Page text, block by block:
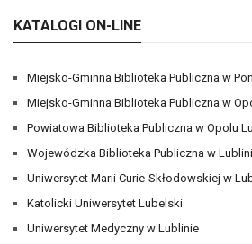
KATALOGI ON-LINE
Miejsko-Gminna Biblioteka Publiczna w
Miejsko-Gminna Biblioteka Publiczna w
Powiatowa Biblioteka Publiczna w Opolu
Wojewódzka Biblioteka Publiczna w
Uniwersytet Marii Curie-Skłodowskiej w
Katolicki Uniwersytet Lubelski
Uniwersytet Medyczny w Lublinie